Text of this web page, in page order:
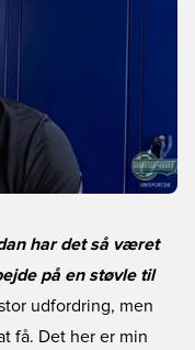
har det så været
på en støvle til
udfordring, men
få. Det her er min